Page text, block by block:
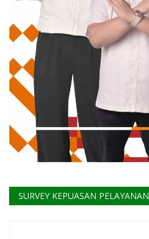
SURVEY KEPUASAN PELAYANAN